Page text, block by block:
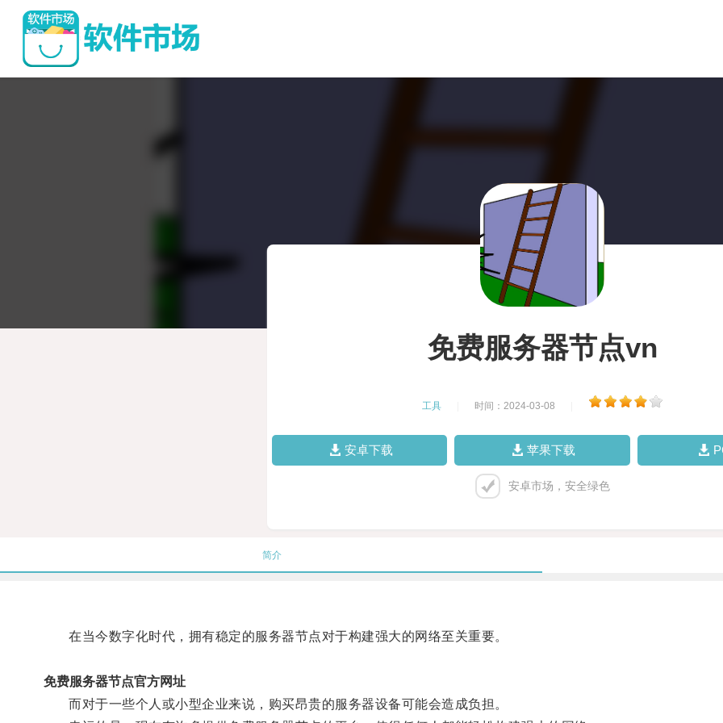
免费服务器节点vn
工具 时间：2024-03-08
安卓下载 苹果下载
安卓市场，安全绿色
简介
在当今数字化时代，拥有稳定的服务器节点对于构建强大的网络至关重要。
免费服务器节点官方网址
而对于一些个人或小型企业来说，购买昂贵的服务器设备可能会造成负担。